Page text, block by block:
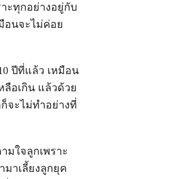
ะทุกอย่างอยู่กับ
อนจะไม่ค่อย
ปีที่แล้ว เหมือน
ลือเกิน แล้วด้วย
ก็จะไม่ทำอย่างที่
มใจลูกเพราะ
มาเลี้ยงลูกยุค